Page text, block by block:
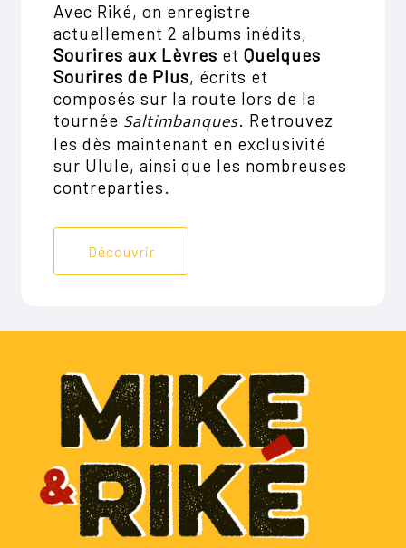
Go To Shop
Avec Riké, on enregistre
actuellement 2 albums inédits,
Sourires aux Lèvres et Quelques
Sourires de Plus, écrits et
composés sur la route lors de la
tournée Saltimbanques. Retrouvez
les dès maintenant en exclusivité
sur Ulule, ainsi que les nombreuses
contreparties.
Découvrir